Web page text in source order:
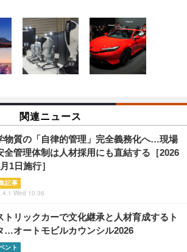
関連ニュース
物質の「自律的管理」完全義務化へ…現場
全管理体制は人材採用にも直結する［2026
1日施行］
記事
Wed 10:36
トリックカーで文化継承と人材育成するト
…オートモビルカウンシル2026
ント